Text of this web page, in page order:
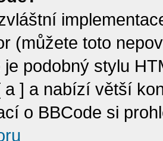
(můžete toto
je podobný stylu
a ] a nabízí větší
o BBCode si